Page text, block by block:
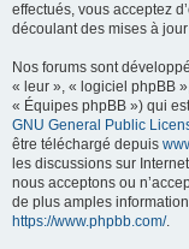
effectués, vous acceptez
découlant des mises à
Nos forums sont
« leur », « logiciel phpBB
« Équipes phpBB ») qui
GNU General Public
être téléchargé depuis
les discussions sur
nous acceptons ou
de plus amples
https://www.phpbb.com/.